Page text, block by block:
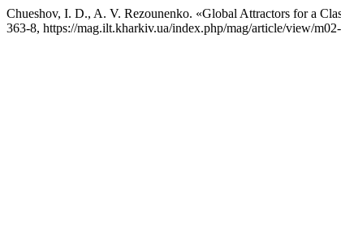
Chueshov, I. D., A. V. Rezounenko. «Global Attractors for a
363-8, https://mag.ilt.kharkiv.ua/index.php/mag/article/view/